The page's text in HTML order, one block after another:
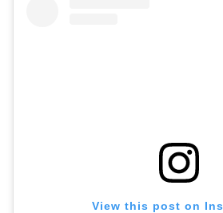
View this post on